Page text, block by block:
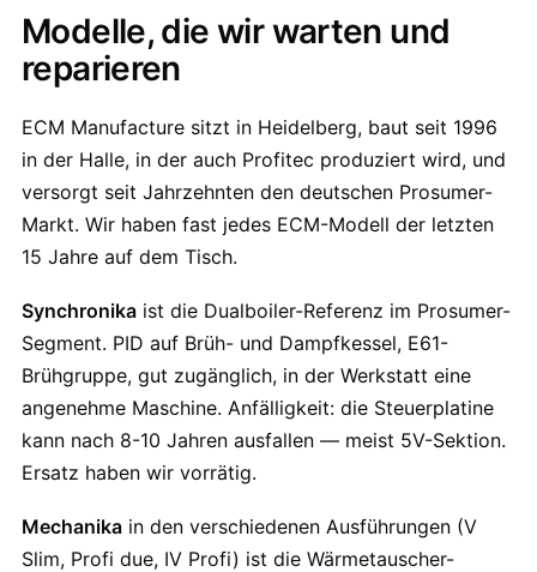
Modelle, die wir warten und
reparieren
ECM Manufacture sitzt in Heidelberg, baut seit 1996
in der Halle, in der auch Profitec produziert wird, und
versorgt seit Jahrzehnten den deutschen Prosumer-
Markt. Wir haben fast jedes ECM-Modell der letzten
15 Jahre auf dem Tisch.
Synchronika ist die Dualboiler-Referenz im Prosumer-
Segment. PID auf Brüh- und Dampfkessel, E61-
Brühgruppe, gut zugänglich, in der Werkstatt eine
angenehme Maschine. Anfälligkeit: die Steuerplatine
kann nach 8-10 Jahren ausfallen — meist 5V-Sektion.
Ersatz haben wir vorrätig.
Mechanika in den verschiedenen Ausführungen (V
Slim, Profi due, IV Profi) ist die Wärmetauscher-